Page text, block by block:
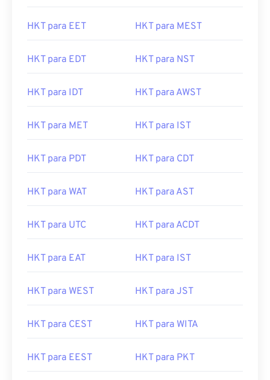
HKT para EET HKT para MEST
HKT para EDT HKT para NST
HKT para IDT HKT para AWST
HKT para MET HKT para IST
HKT para PDT HKT para CDT
HKT para WAT HKT para AST
HKT para UTC HKT para ACDT
HKT para EAT HKT para IST
HKT para WEST HKT para JST
HKT para CEST HKT para WITA
HKT para EEST HKT para PKT